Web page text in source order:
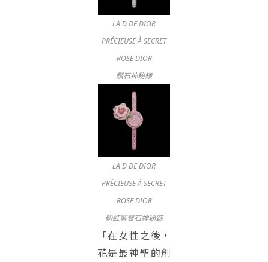
LA D DE DIOR
PRÉCIEUSE À SECRET
ROSE DIOR
鑽石神秘錶
LA D DE DIOR
PRÉCIEUSE À SECRET
ROSE DIOR
粉紅藍寶石神秘錶
「在女性之後，
花是最神聖的創